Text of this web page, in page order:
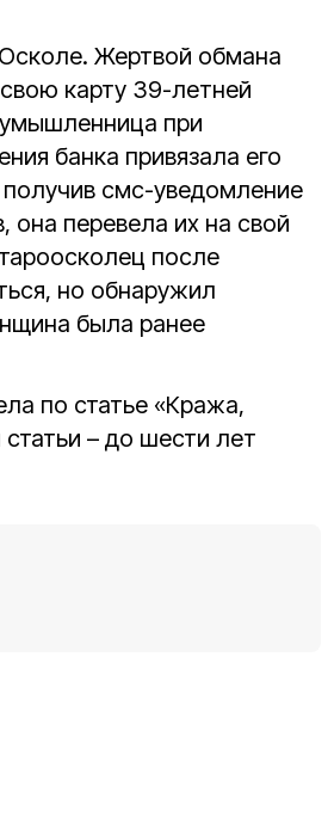
Жертвой обмана
карту 39-летней
при
банка привязала его
получив смс-уведомление
она перевела их на свой
после
но обнаружил
была ранее
по статье «Кража,
– до шести лет